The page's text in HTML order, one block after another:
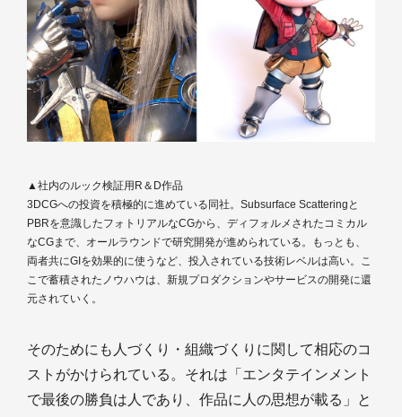
▲社内のルック検証用R＆D作品
3DCGへの投資を積極的に進めている同社。Subsurface Scatteringと
PBRを意識したフォトリアルなCGから、ディフォルメされたコミカル
なCGまで、オールラウンドで研究開発が進められている。もっとも、
両者共にGIを効果的に使うなど、投入されている技術レベルは高い。こ
こで蓄積されたノウハウは、新規プロダクションやサービスの開発に還
元されていく。
そのためにも人づくり・組織づくりに関して相応のコ
ストがかけられている。それは「エンタテインメント
で最後の勝負は人であり、作品に人の思想が載る」と